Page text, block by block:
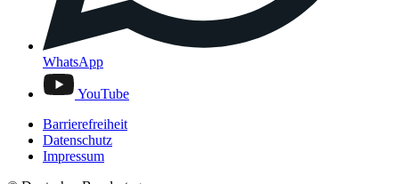
WhatsApp
YouTube
Barrierefreiheit
Datenschutz
Impressum